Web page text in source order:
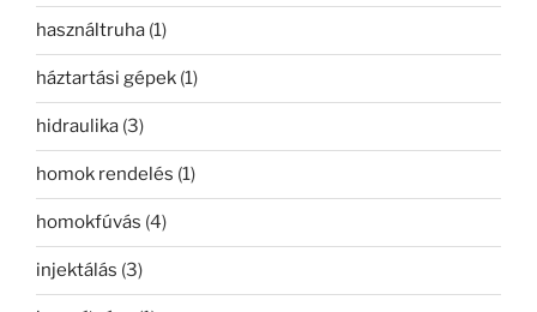
használtruha (1)
háztartási gépek (1)
hidraulika (3)
homok rendelés (1)
homokfúvás (4)
injektálás (3)